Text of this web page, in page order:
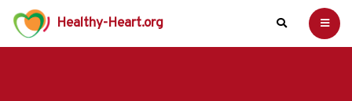
Healthy-Heart.org